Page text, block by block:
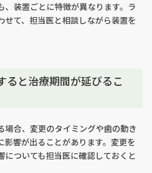
、装置ごとに特徴が異なります。ラ
せて、担当医と相談しながら装置を
ると治療期間が延びるこ
場合、変更のタイミングや歯の動き
影響が出ることがあります。変更を
についても担当医に確認しておくと